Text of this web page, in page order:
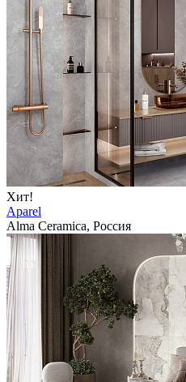
Хит!
Aparel
Alma Ceramica, Россия